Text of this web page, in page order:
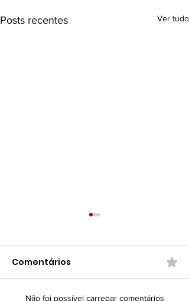
Posts recentes Ver tudo
Comentários
Não foi possível carregar comentários